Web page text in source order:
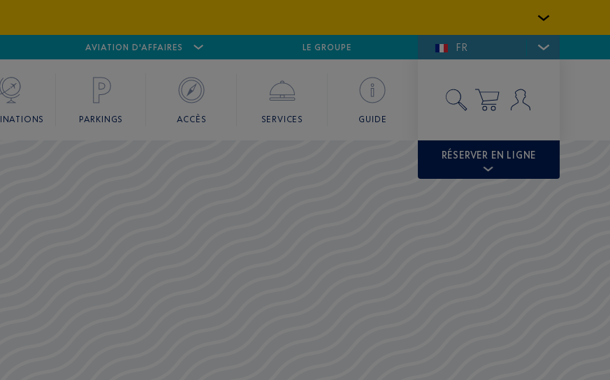
AVIATION D'AFFAIRES
CANNES MANDELIEU GOLFE DE SAINT-TROPEZ
LE GROUPE FR
PARKINGS ACCÈS SERVICES GUIDE
RÉSERVER EN LIGNE